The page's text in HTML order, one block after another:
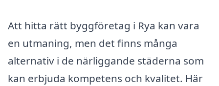
Att hitta rätt byggföretag i Rya kan vara
en utmaning, men det finns många
alternativ i de närliggande städerna som
kan erbjuda kompetens och kvalitet. Här